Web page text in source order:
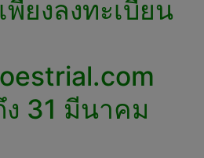
พียงลงทะเบียน
31 มีนาคม